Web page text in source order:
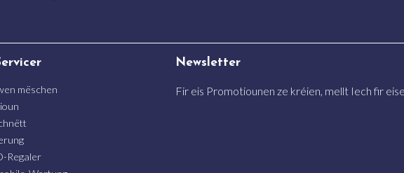
mëschen
Regaler
Newsletter
Fir eis Promotiounen ze kréien, mellt Iech fir